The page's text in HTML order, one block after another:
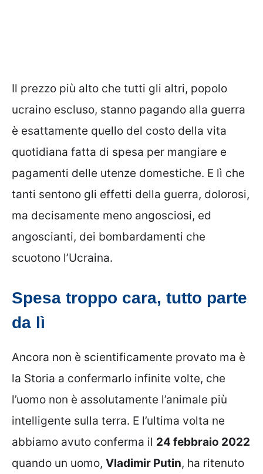
Il prezzo più alto che tutti gli altri, popolo
ucraino escluso, stanno pagando alla guerra
è esattamente quello del costo della vita
quotidiana fatta di spesa per mangiare e
pagamenti delle utenze domestiche. E lì che
tanti sentono gli effetti della guerra, dolorosi,
ma decisamente meno angosciosi, ed
angoscianti, dei bombardamenti che
scuotono l’Ucraina.
Spesa troppo cara, tutto parte
da lì
Ancora non è scientificamente provato ma è
la Storia a confermarlo infinite volte, che
l’uomo non è assolutamente l’animale più
intelligente sulla terra. E l’ultima volta ne
abbiamo avuto conferma il 24 febbraio 2022
quando un uomo, Vladimir Putin, ha ritenuto